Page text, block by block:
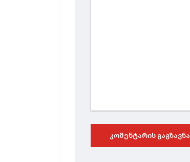
ᲙᲝᲛᲔᲜᲢᲐᲠᲘᲡ ᲒᲐᲒᲖᲐᲕᲜᲐ